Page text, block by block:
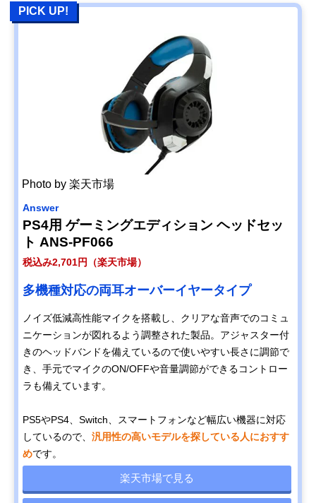
PICK UP!
Photo by 楽天市場
Answer
PS4用 ゲーミングエディション ヘッドセッ
ト ANS-PF066
税込み2,701円（楽天市場）
多機種対応の両耳オーバーイヤータイプ
ノイズ低減高性能マイクを搭載し、クリアな音声でのコミュ
ニケーションが図れるよう調整された製品。アジャスター付
きのヘッドバンドを備えているので使いやすい長さに調節で
き、手元でマイクのON/OFFや音量調節ができるコントロー
ラも備えています。
PS5やPS4、Switch、スマートフォンなど幅広い機器に対応
しているので、 汎用性の高いモデルを探している人におすす
めです。
楽天市場で見る